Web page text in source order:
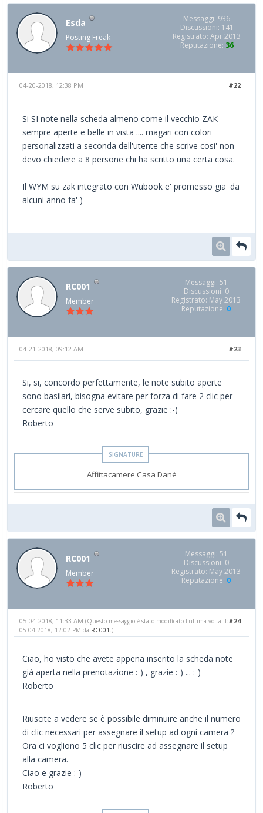
Esda
Posting Freak
Messaggi: 936
Discussioni: 141
Registrato: Apr 2013
Reputazione: 36
#22
04-20-2018, 12:38 PM
Si SI note nella scheda almeno come il vecchio ZAK
sempre aperte e belle in vista .... magari con colori
personalizzati a seconda dell'utente che scrive cosi' non
devo chiedere a 8 persone chi ha scritto una certa cosa.
Il WYM su zak integrato con Wubook e' promesso gia' da
alcuni anno fa' )
RC001
Member
Messaggi: 51
Discussioni: 0
Registrato: May 2013
Reputazione: 0
#23
04-21-2018, 09:12 AM
Si, si, concordo perfettamente, le note subito aperte
sono basilari, bisogna evitare per forza di fare 2 clic per
cercare quello che serve subito, grazie :-)
Roberto
Affittacamere Casa Danè
RC001
Member
Messaggi: 51
Discussioni: 0
Registrato: May 2013
Reputazione: 0
#24
05-04-2018, 11:33 AM (Questo messaggio è stato modificato l'ultima volta il:
05-04-2018, 12:02 PM da RC001 .)
Ciao, ho visto che avete appena inserito la scheda note
già aperta nella prenotazione :-) , grazie :-) ... :-)
Roberto
Riuscite a vedere se è possibile diminuire anche il numero
di clic necessari per assegnare il setup ad ogni camera ?
Ora ci vogliono 5 clic per riuscire ad assegnare il setup
alla camera.
Ciao e grazie :-)
Roberto